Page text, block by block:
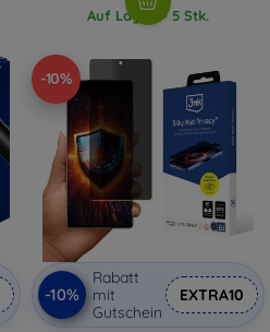
Auf Lager > 5 Stk.
-10%
-10%
Rabatt
mit
Gutschein
EXTRA10